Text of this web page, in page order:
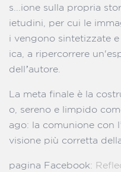
s...ione sulla propria
ietudini, per cui le
i vengono sintetizzate
ica, a ripercorrere
dell’autore.
La meta finale è la
o, sereno e limpido
ago: la comunione con
visione più corretta
pagina Facebook: